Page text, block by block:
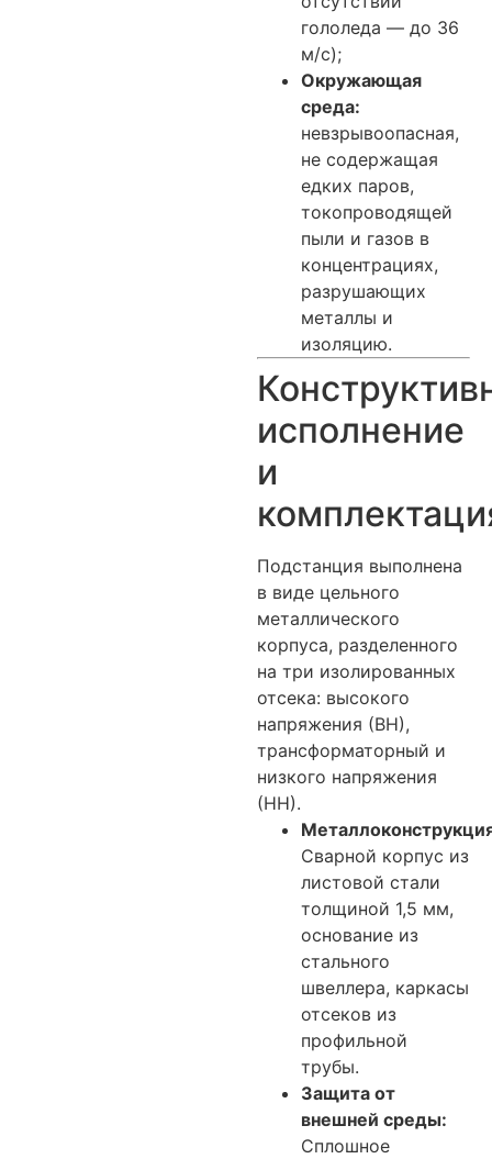
гололеда — до 36
м/с);
Окружающая
среда:
невзрывоопасная,
не содержащая
едких паров,
токопроводящей
пыли и газов в
концентрациях,
разрушающих
металлы и
изоляцию.
исполнение
и
Подстанция выполнена
в виде цельного
металлического
корпуса, разделенного
на три изолированных
отсека: высокого
напряжения (ВН),
трансформаторный и
низкого напряжения
(НН).
Сварной корпус из
листовой стали
толщиной 1,5 мм,
основание из
стального
швеллера, каркасы
отсеков из
профильной
трубы.
Защита от
внешней среды:
Сплошное